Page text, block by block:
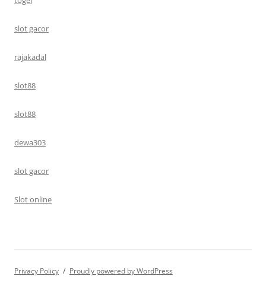
slot gacor
rajakadal
slot88
slot88
dewa303
slot gacor
Slot online
Privacy Policy Proudly powered by WordPress